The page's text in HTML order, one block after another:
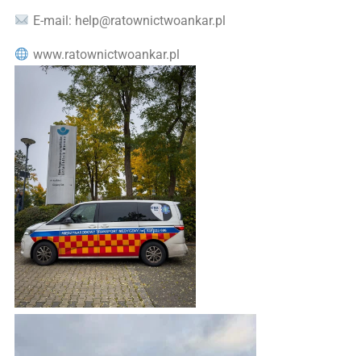
E-mail: help@ratownictwoankar.pl
www.ratownictwoankar.pl